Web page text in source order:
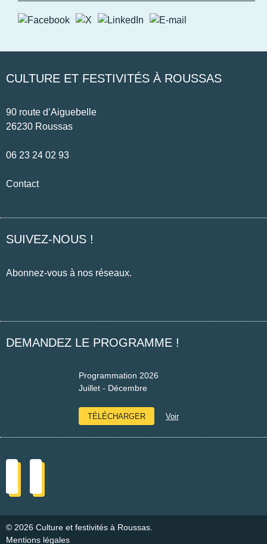
CULTURE ET FESTIVITÉS À ROUSSAS
90 route d’Aiguebelle
26230 Roussas
06 23 24 02 93
Contact
SUIVEZ-NOUS !
Abonnez-vous à nos réseaux.
DEMANDEZ LE PROGRAMME !
Programmation 2026
Juillet - Décembre
TÉLÉCHARGER Voir
© 2026 Culture et festivités à Roussas.
Mentions légales